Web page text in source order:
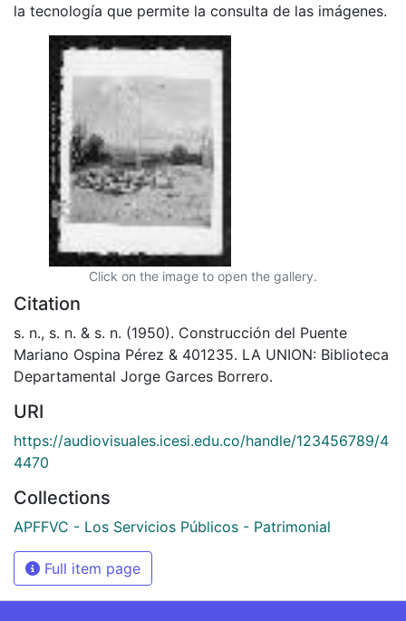
la tecnología que permite la consulta de las imágenes.
Click on the image to open the gallery.
Citation
s. n., s. n. & s. n. (1950). Construcción del Puente
Mariano Ospina Pérez & 401235. LA UNION: Biblioteca
Departamental Jorge Garces Borrero.
URI
https://audiovisuales.icesi.edu.co/handle/123456789/4
4470
Collections
APFFVC - Los Servicios Públicos - Patrimonial
Full item page